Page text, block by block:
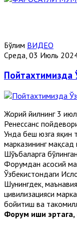
Бўлим ВИДЕО
Среда, 03 Июль
Пойтахтимизда
Жорий йилнинг 3
Ренессанс
Унда беш юзга яқин
марказининг
Шўъбаларга
Форумдан асосий
Ўзбекистондаги
Шунингдек,
цивилизацияси
бойитиш ва
Форум иши